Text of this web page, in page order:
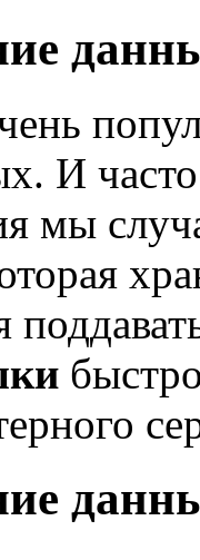
И
мы